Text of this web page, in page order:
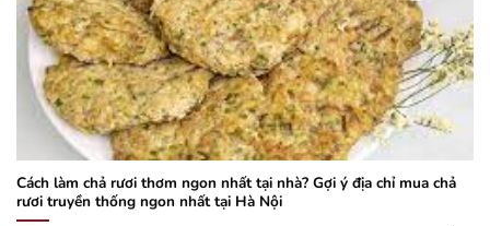
Cách làm chả rươi thơm ngon nhất tại nhà? Gợi ý địa chỉ mua chả
rươi truyền thống ngon nhất tại Hà Nội